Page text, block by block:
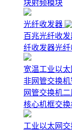
块射频模块
光纤收发器
百兆光纤收发
纤收发器光纤
宽温工业以
非网管交换机
网管交换机
核心机框交换
工业以太网